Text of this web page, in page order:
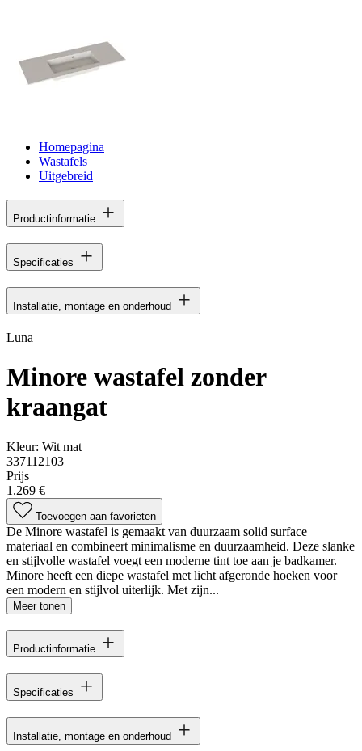
Homepagina
Wastafels
Uitgebreid
Productinformatie
Specificaties
Installatie, montage en onderhoud
Luna
Minore wastafel zonder
kraangat
Kleur: Wit mat
337112103
Prijs
1.269 €
Toevoegen aan favorieten
De Minore wastafel is gemaakt van duurzaam solid surface
materiaal en combineert minimalisme en duurzaamheid. Deze slanke
en stijlvolle wastafel voegt een moderne tint toe aan je badkamer.
Minore heeft een diepe wastafel met licht afgeronde hoeken voor
een modern en stijlvol uiterlijk. Met zijn...
Meer tonen
Productinformatie
Specificaties
Installatie, montage en onderhoud